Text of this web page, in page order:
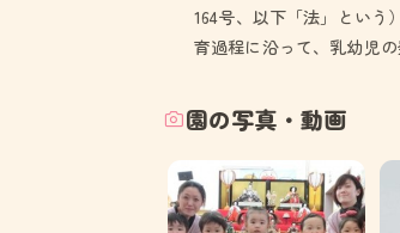
164号、以下「法」という
育過程に沿って、乳幼児
園の写真・動画